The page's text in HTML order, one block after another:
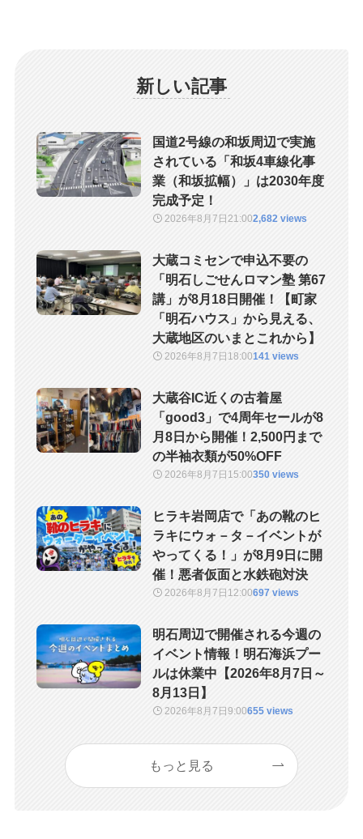
新しい記事
国道2号線の和坂周辺で実施
されている「和坂4車線化事
業（和坂拡幅）」は2030年度
完成予定！
2026年8月7日21:002,682 views
大蔵コミセンで申込不要の
「明石しごせんロマン塾 第67
講」が8月18日開催！【町家
「明石ハウス」から見える、
大蔵地区のいまとこれから】
2026年8月7日 18:00141 views
大蔵谷IC近くの古着屋
「good3」で4周年セールが8
月8日から開催！2,500円まで
の半袖衣類が50%OFF
2026年8月7日 15:00350 views
ヒラキ岩岡店で「あの靴のヒ
ラキにウォ－タ－イベントが
やってくる！」が8月9日に開
催！悪者仮面と水鉄砲対決
2026年8月7日 12:00697 views
明石周辺で開催される今週の
イベント情報！明石海浜プー
ルは休業中【2026年8月7日～
8月13日】
2026年8月7日 9:00655 views
もっと見る